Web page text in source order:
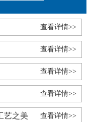
查看详情>>
查看详情>>
查看详情>>
查看详情>>
艺之美 查看详情>>